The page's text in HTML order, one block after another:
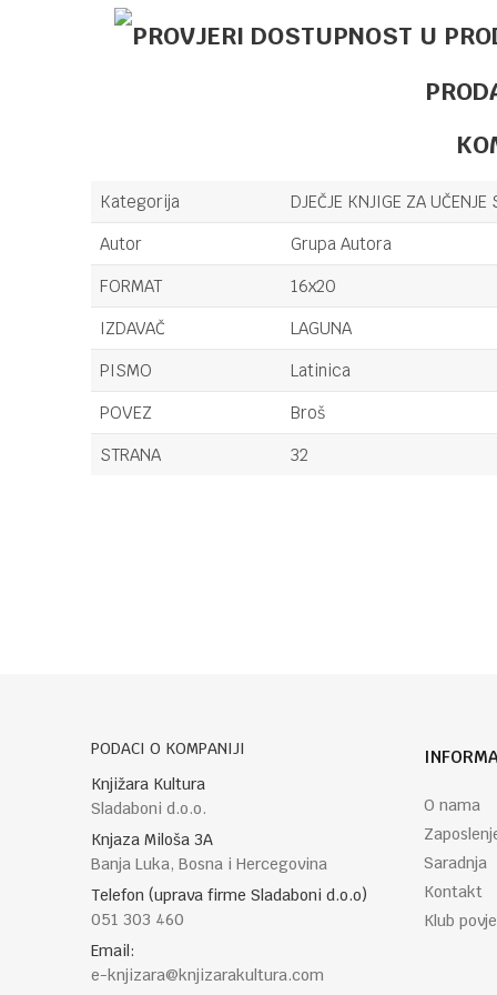
Kategorija
DJEČJE KNJIGE ZA
Autor
Grupa Autora
FORMAT
16x20
IZDAVAČ
LAGUNA
PISMO
Latinica
POVEZ
Broš
STRANA
32
POŠALJI
PODACI O KOMPANIJI
Knjižara Kultura
Sladaboni d.o.o.
Knjaza Miloša 3A
Banja Luka, Bosna i Hercegovina
Telefon (uprava firme Sladaboni d.o.o)
051 303 460
Email:
e-knjizara@knjizarakultura.com
O nama
Saradnja
Kontakt
Klub